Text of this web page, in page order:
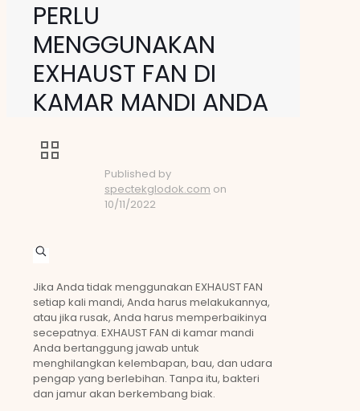
PERLU
MENGGUNAKAN
EXHAUST FAN DI
KAMAR MANDI ANDA
Published by
spectekglodok.com on
10/11/2022
Jika Anda tidak menggunakan EXHAUST FAN
setiap kali mandi, Anda harus melakukannya,
atau jika rusak, Anda harus memperbaikinya
secepatnya. EXHAUST FAN di kamar mandi
Anda bertanggung jawab untuk
menghilangkan kelembapan, bau, dan udara
pengap yang berlebihan. Tanpa itu, bakteri
dan jamur akan berkembang biak.